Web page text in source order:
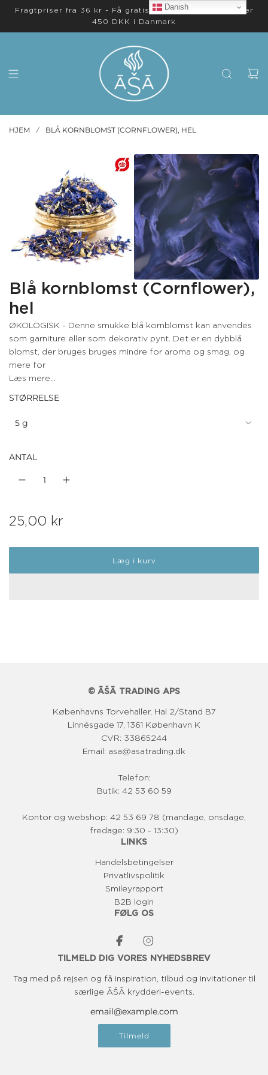
Fragtpriser fra 36 kr - Få gratis levering på ordrer over
450 DKK i Danmark
HJEM / BLÅ KORNBLOMST (CORNFLOWER), HEL
Blå kornblomst (Cornflower),
hel
ØKOLOGISK - Denne smukke blå kornblomst kan anvendes
som garniture eller som dekorativ pynt. Det er en dybblå
blomst, der bruges bruges mindre for aroma og smag, og
mere for
Læs mere...
STØRRELSE
5 g
ANTAL
N
25,00 kr
Læg i kurv
© ĀŠĀ TRADING APS
Københavns Torvehaller, Hal 2/Stand B7
Linnésgade 17, 1361 København K
CVR: 33865244
Email: asa@asatrading.dk
Telefon:
Butik: 42 53 60 59
Kontor og webshop: 42 53 69 78 (mandage, onsdage,
fredage: 9:30 - 13:30)
LINKS
Handelsbetingelser
Privatlivspolitik
Smileyrapport
B2B login
FØLG OS
TILMELD DIG VORES NYHEDSBREV
Tag med på rejsen og få inspiration, tilbud og invitationer til
særlige ĀŠĀ krydderi-events.
Tilmeld
Danish